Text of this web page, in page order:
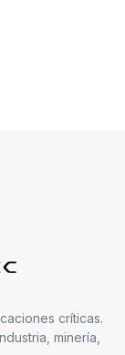
críticas.
minería,